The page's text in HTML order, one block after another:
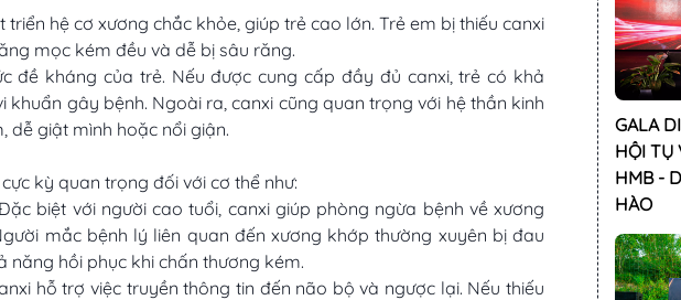
hệ cơ xương chắc khỏe, giúp trẻ cao lớn. Trẻ em bị thiếu canxi
mọc kém đều và dễ bị sâu răng.
đề kháng của trẻ. Nếu được cung cấp đầy đủ canxi, trẻ có khả
gây bệnh. Ngoài ra, canxi cũng quan trọng với hệ thần kinh
dễ giật mình hoặc nổi giận.
kỳ quan trọng đối với cơ thể như:
biệt với người cao tuổi, canxi giúp phòng ngừa bệnh về xương
mắc bệnh lý liên quan đến xương khớp thường xuyên bị đau
năng hồi phục khi chấn thương kém.
hỗ trợ việc truyền thông tin đến não bộ và ngược lại. Nếu thiếu
GALA
HỘI TỤ
HMB -
HÀO